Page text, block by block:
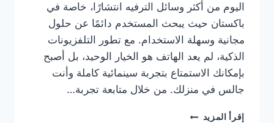
اليوم من أكثر وسائل الترفيه انتشارًا، خاصة في
باكستان حيث يبحث المستخدم دائمًا عن حلول
مجانية وسهلة الاستخدام. مع تطور التلفزيونات
الذكية، لم يعد الهاتف هو الخيار الوحيد، بل أصبح
بإمكانك الاستمتاع بتجربة سينمائية كاملة وأنت
جالس في منزلك. من خلال متابعة تجربة…
إقرأ المزيد حمّل